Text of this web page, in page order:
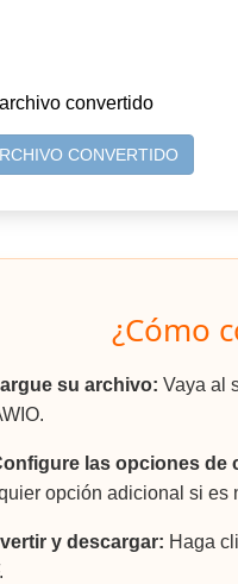
convertido
CONVERTIDO
¿Cómo
su archivo: Vaya al
las opciones de
opción adicional si es
y descargar: Haga